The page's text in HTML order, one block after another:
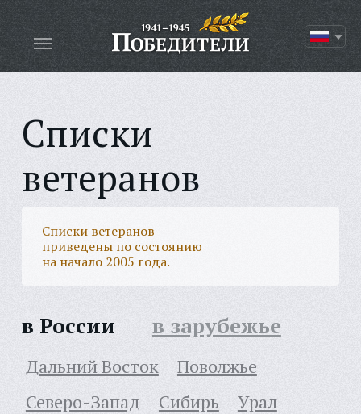
Списки
ветеранов
Списки ветеранов
приведены по состоянию
на начало 2005 года.
в России в зарубежье
Дальний Восток
Поволжье
Северо-Запад
Сибирь
Урал